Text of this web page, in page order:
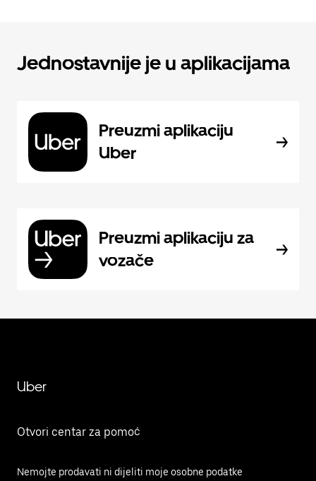
Jednostavnije je u aplikacijama
Preuzmi aplikaciju
Uber
Preuzmi aplikaciju za
vozače
Uber
Otvori centar za pomoć
Nemojte prodavati ni dijeliti moje osobne podatke